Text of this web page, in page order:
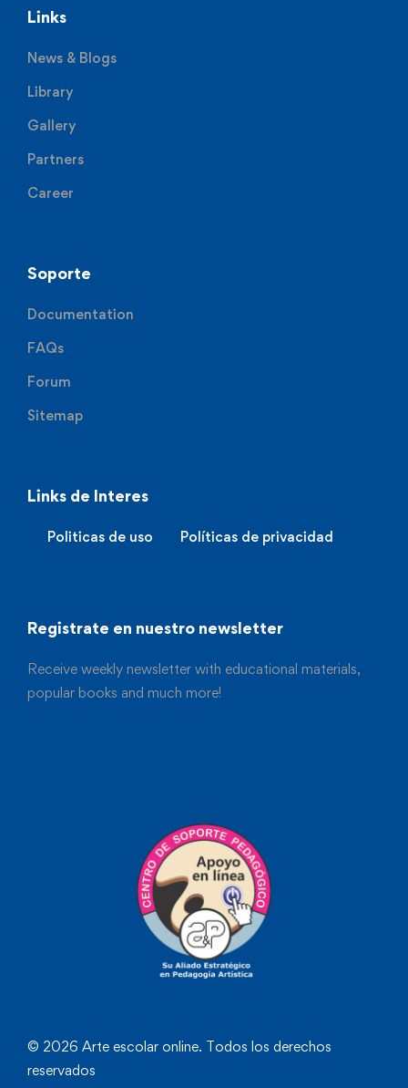
Links
News & Blogs
Library
Gallery
Partners
Career
Soporte
Documentation
FAQs
Forum
Sitemap
Links de Interes
Politicas de uso Políticas de privacidad
Registrate en nuestro newsletter
Receive weekly newsletter with educational materials,
popular books and much more!
© 2026 Arte escolar online. Todos los derechos
reservados